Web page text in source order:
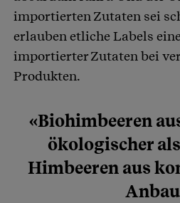
importierten Zutaten sei
erlauben etliche Labels
importierter Zutaten bei
Produkten.
«Biohimbeeren
ökologischer
Himbeeren aus